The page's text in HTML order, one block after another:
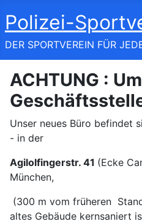
Polizei-
DER SPORTVEREIN FÜR
ACHTUNG :
Unser neues Büro befindet
- in der
Agilolfingerstr. 41 (Ecke
München,
(300 m vom früheren
altes Gebäude kernsaniert